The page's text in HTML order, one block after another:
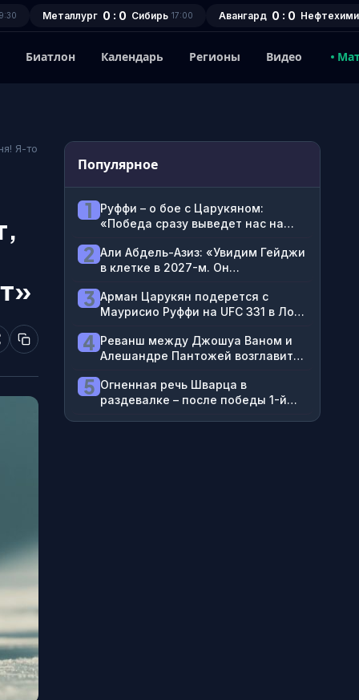
Металлург 0 : 0 Сибирь 17:00 Авангард 0 : 0
Биатлон Календарь Регионы Видео
Я-то
Популярное
1
Руффи – о бое с Царукяном:
«Победа сразу выведет нас на
2 Али Абдель-Азиз: «Увидим Гейджи
в клетке в 2027-м. Он
выйти на очень, очень большой
бой»
3 Арман Царукян подерется с
Маурисио Руффи на UFC 331 в Лос-
4 Реванш между Джошуа Ваном и
Алешандре Пантожей возглавит
сентбяря
5 Огненная речь Шварца в
раздевалке – после победы 1-й